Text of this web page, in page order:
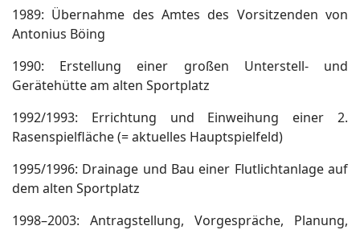
1989: Übernahme des Amtes des Vorsitzenden von
Antonius Böing
1990: Erstellung einer großen Unterstell- und
Gerätehütte am alten Sportplatz
1992/1993: Errichtung und Einweihung einer 2.
Rasenspielfläche (= aktuelles Hauptspielfeld)
1995/1996: Drainage und Bau einer Flutlichtanlage auf
dem alten Sportplatz
1998–2003: Antragstellung, Vorgespräche, Planung,